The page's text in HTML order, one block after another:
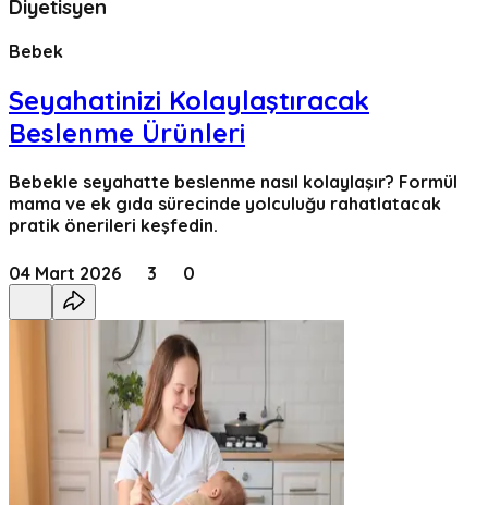
Diyetisyen
Bebek
Seyahatinizi Kolaylaştıracak
Beslenme Ürünleri
Bebekle seyahatte beslenme nasıl kolaylaşır? Formül
mama ve ek gıda sürecinde yolculuğu rahatlatacak
pratik önerileri keşfedin.
04 Mart 2026 3 0